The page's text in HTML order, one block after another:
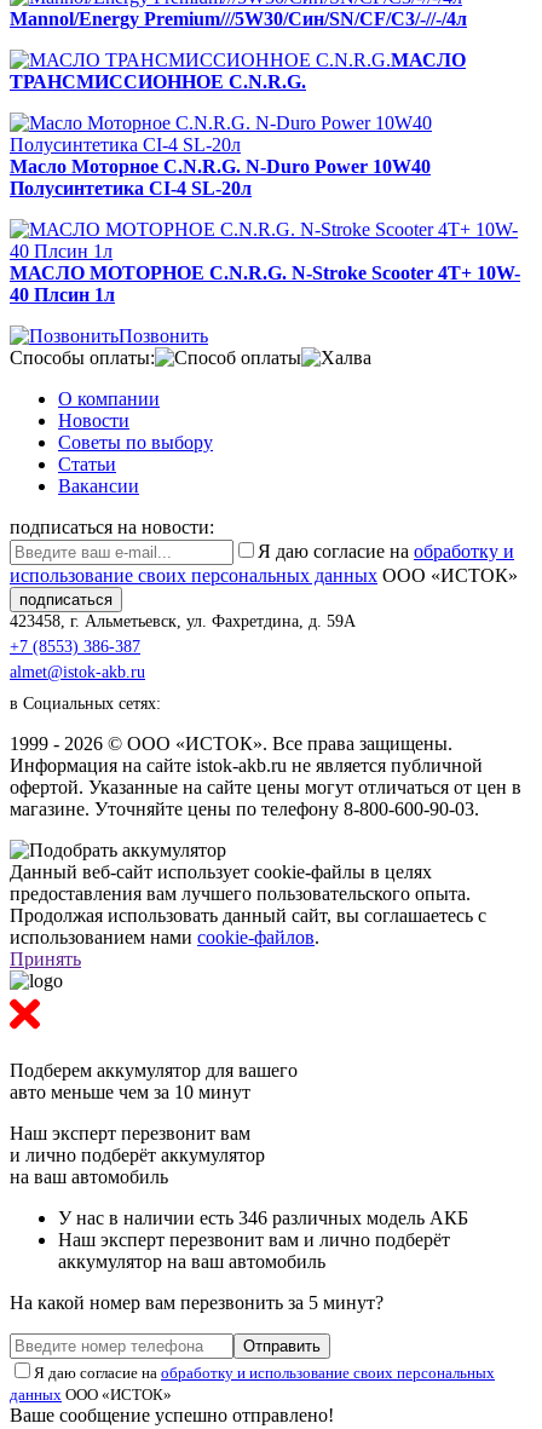
Mannol/Energy Рremium///5W30/Син/SN/CF/C3/-//-/4л
МАСЛО
ТРАНСМИССИОННОЕ C.N.R.G.
Масло Моторное C.N.R.G. N-Duro Power 10W40
Полусинтетика CI-4 SL-20л
МАСЛО МОТОРНОЕ C.N.R.G. N-Stroke Scooter 4T+ 10W-
40 Плсин 1л
Позвонить
Способы оплаты:
О компании
Новости
Советы по выбору
Статьи
Вакансии
подписаться на новости:
Я даю согласие на обработку и
использование своих персональных данных ООО «ИСТОК»
подписаться
423458 г. Альметьевск ул. Фахретдина, д. 59А
+7 (8553) 386-387
almet@istok-akb.ru
в Социальных сетях:
1999 - 2026 © ООО «ИСТОК». Все права защищены.
Информация на сайте istok-akb.ru не является публичной
офертой. Указанные на сайте цены могут отличаться от цен в
магазине. Уточняйте цены по телефону 8-800-600-90-03.
Данный веб-сайт использует cookie-файлы в целях
предоставления вам лучшего пользовательского опыта.
Продолжая использовать данный сайт, вы соглашаетесь с
использованием нами cookie-файлов.
Принять
Подберем аккумулятор для вашего
авто меньше чем за 10 минут
Наш эксперт перезвонит вам
и лично подберёт аккумулятор
на ваш автомобиль
У нас в наличии есть 346 различных модель АКБ
Наш эксперт перезвонит вам и лично подберёт
аккумулятор на ваш автомобиль
На какой номер вам перезвонить за 5 минут?
Отправить
Я даю согласие на обработку и использование своих персональных
данных ООО «ИСТОК»
Ваше сообщение успешно отправлено!